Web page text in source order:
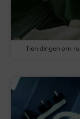
Tien dingen om